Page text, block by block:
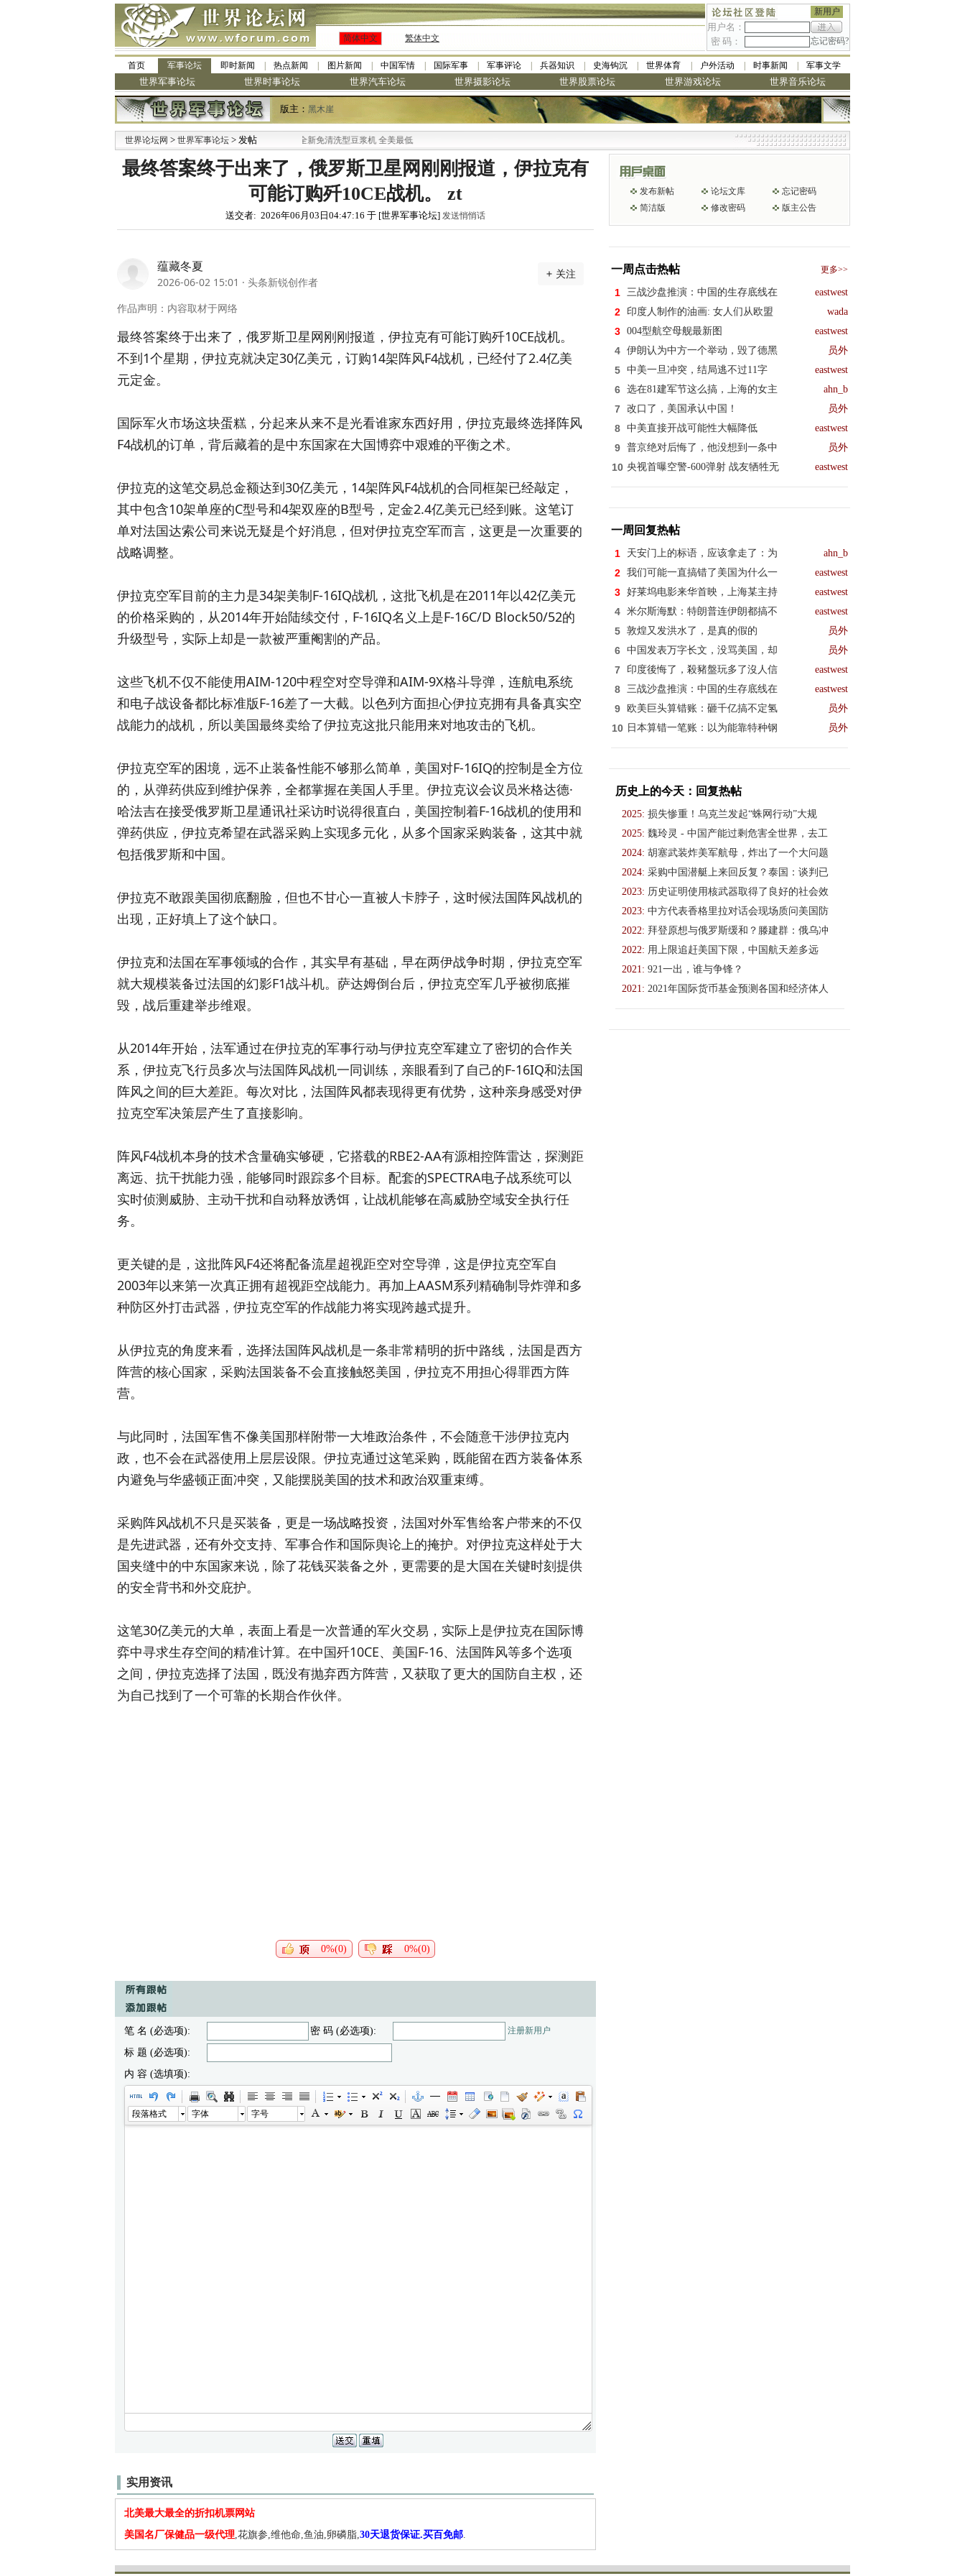
新用户
用户名：
密 码：
忘记密码?
简体中文 繁体中文
首页 军事论坛 即时新闻 热点新闻 图片新闻 中国军情 国际军事 军事评论 兵器知识 史海钩沉 世界体育 户外活动 时事新闻 军事文学
世界军事论坛 世界时事论坛 世界汽车论坛 世界摄影论坛 世界股票论坛 世界游戏论坛 世界音乐论坛
版主： 黑木崖
世界论坛网 > 世界军事论坛 > 发帖
·九阳全新免清洗型豆浆机 全美最低
最终答案终于出来了，俄罗斯卫星网刚刚报道，伊拉克有
可能订购歼10CE战机。 zt
送交者: 2026年06月03日04:47:16 于 [世界军事论坛] 发送悄悄话
蕴藏冬夏
2026-06-02 15:01 · 头条新锐创作者
关注
作品声明：内容取材于网络
最终答案终于出来了，俄罗斯卫星网刚刚报道，伊拉克有可能订购歼10CE战机。
不到1个星期，伊拉克就决定30亿美元，订购14架阵风F4战机，已经付了2.4亿美
元定金。
国际军火市场这块蛋糕，分起来从来不是光看谁家东西好用，伊拉克最终选择阵风
F4战机的订单，背后藏着的是中东国家在大国博弈中艰难的平衡之术。
伊拉克的这笔交易总金额达到30亿美元，14架阵风F4战机的合同框架已经敲定，
其中包含10架单座的C型号和4架双座的B型号，定金2.4亿美元已经到账。这笔订
单对法国达索公司来说无疑是个好消息，但对伊拉克空军而言，这更是一次重要的
战略调整。
伊拉克空军目前的主力是34架美制F-16IQ战机，这批飞机是在2011年以42亿美元
的价格采购的，从2014年开始陆续交付，F-16IQ名义上是F-16C/D Block50/52的
升级型号，实际上却是一款被严重阉割的产品。
这些飞机不仅不能使用AIM-120中程空对空导弹和AIM-9X格斗导弹，连航电系统
和电子战设备都比标准版F-16差了一大截。以色列方面担心伊拉克拥有具备真实空
战能力的战机，所以美国最终卖给了伊拉克这批只能用来对地攻击的飞机。
伊拉克空军的困境，远不止装备性能不够那么简单，美国对F-16IQ的控制是全方位
的，从弹药供应到维护保养，全都掌握在美国人手里。伊拉克议会议员米格达德·
哈法吉在接受俄罗斯卫星通讯社采访时说得很直白，美国控制着F-16战机的使用和
弹药供应，伊拉克希望在武器采购上实现多元化，从多个国家采购装备，这其中就
包括俄罗斯和中国。
伊拉克不敢跟美国彻底翻脸，但也不甘心一直被人卡脖子，这时候法国阵风战机的
出现，正好填上了这个缺口。
伊拉克和法国在军事领域的合作，其实早有基础，早在两伊战争时期，伊拉克空军
就大规模装备过法国的幻影F1战斗机。萨达姆倒台后，伊拉克空军几乎被彻底摧
毁，战后重建举步维艰。
从2014年开始，法军通过在伊拉克的军事行动与伊拉克空军建立了密切的合作关
系，伊拉克飞行员多次与法国阵风战机一同训练，亲眼看到了自己的F-16IQ和法国
阵风之间的巨大差距。每次对比，法国阵风都表现得更有优势，这种亲身感受对伊
拉克空军决策层产生了直接影响。
阵风F4战机本身的技术含量确实够硬，它搭载的RBE2-AA有源相控阵雷达，探测距
离远、抗干扰能力强，能够同时跟踪多个目标。配套的SPECTRA电子战系统可以
实时侦测威胁、主动干扰和自动释放诱饵，让战机能够在高威胁空域安全执行任
务。
更关键的是，这批阵风F4还将配备流星超视距空对空导弹，这是伊拉克空军自
2003年以来第一次真正拥有超视距空战能力。再加上AASM系列精确制导炸弹和多
种防区外打击武器，伊拉克空军的作战能力将实现跨越式提升。
从伊拉克的角度来看，选择法国阵风战机是一条非常精明的折中路线，法国是西方
阵营的核心国家，采购法国装备不会直接触怒美国，伊拉克不用担心得罪西方阵
营。
与此同时，法国军售不像美国那样附带一大堆政治条件，不会随意干涉伊拉克内
政，也不会在武器使用上层层设限。伊拉克通过这笔采购，既能留在西方装备体系
内避免与华盛顿正面冲突，又能摆脱美国的技术和政治双重束缚。
采购阵风战机不只是买装备，更是一场战略投资，法国对外军售给客户带来的不仅
是先进武器，还有外交支持、军事合作和国际舆论上的掩护。对伊拉克这样处于大
国夹缝中的中东国家来说，除了花钱买装备之外，更需要的是大国在关键时刻提供
的安全背书和外交庇护。
这笔30亿美元的大单，表面上看是一次普通的军火交易，实际上是伊拉克在国际博
弈中寻求生存空间的精准计算。在中国歼10CE、美国F-16、法国阵风等多个选项
之间，伊拉克选择了法国，既没有抛弃西方阵营，又获取了更大的国防自主权，还
为自己找到了一个可靠的长期合作伙伴。
0%(0) 0%(0)
笔 名 (必选项): 密 码 (必选项): 注册新用户
标 题 (必选项):
内 容 (选填项):
段落格式 字体 字号
实用资讯
北美最大最全的折扣机票网站
美国名厂保健品一级代理,花旗参,维他命,鱼油,卵磷脂,30天退货保证.买百免邮.
发布新帖 论坛文库
忘记密码
简洁版
修改密码 版主公告
一周点击热帖 更多>>
1 三战沙盘推演：中国的生存底线在 eastwest
2 印度人制作的油画: 女人们从欧盟 wada
3 004型航空母舰最新图 eastwest
4 伊朗认为中方一个举动，毁了德黑 员外
5 中美一旦冲突，结局逃不过11字 eastwest
6 选在81建军节这么搞，上海的女主 ahn_b
7 改口了，美国承认中国！ 员外
8 中美直接开战可能性大幅降低 eastwest
9 普京绝对后悔了，他没想到一条中 员外
10 央视首曝空警-600弹射 战友牺牲无 eastwest
一周回复热帖
1 天安门上的标语，应该拿走了：为 ahn_b
2 我们可能一直搞错了美国为什么一 eastwest
3 好莱坞电影来华首映，上海某主持 eastwest
4 米尔斯海默：特朗普连伊朗都搞不 eastwest
5 敦煌又发洪水了，是真的假的 员外
6 中国发表万字长文，没骂美国，却 员外
7 印度後悔了，殺豬盤玩多了沒人信 eastwest
8 三战沙盘推演：中国的生存底线在 eastwest
9 欧美巨头算错账：砸千亿搞不定氢 员外
10 日本算错一笔账：以为能靠特种钢 员外
历史上的今天：回复热帖
2025: 损失惨重！乌克兰发起“蛛网行动”大规
2025: 魏玲灵 - 中国产能过剩危害全世界，去工
2024: 胡塞武装炸美军航母，炸出了一个大问题
2024: 采购中国潜艇上来回反复？泰国：谈判已
2023: 历史证明使用核武器取得了良好的社会效
2023: 中方代表香格里拉对话会现场质问美国防
2022: 拜登原想与俄罗斯缓和？滕建群：俄乌冲
2022: 用上限追赶美国下限，中国航天差多远
2021: 921一出，谁与争锋？
2021: 2021年国际货币基金预测各国和经济体人